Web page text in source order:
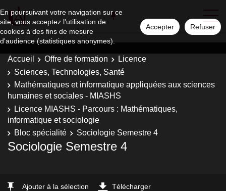
En poursuivant votre navigation sur ce
site, vous acceptez l'utilisation de
cookies à des fins de mesure
d'audience (statistiques anonymes).
Accepter Refuser
Accueil Offre de formation
Licence
Sciences, Technologies, Santé
Mathématiques et informatique appliquées aux sciences
humaines et sociales - MIASHS
Licence MIASHS - Parcours : Mathématiques,
informatique et sociologie
Bloc spécialité
Sociologie Semestre 4
Sociologie Semestre 4
Ajouter à la sélection Télécharger